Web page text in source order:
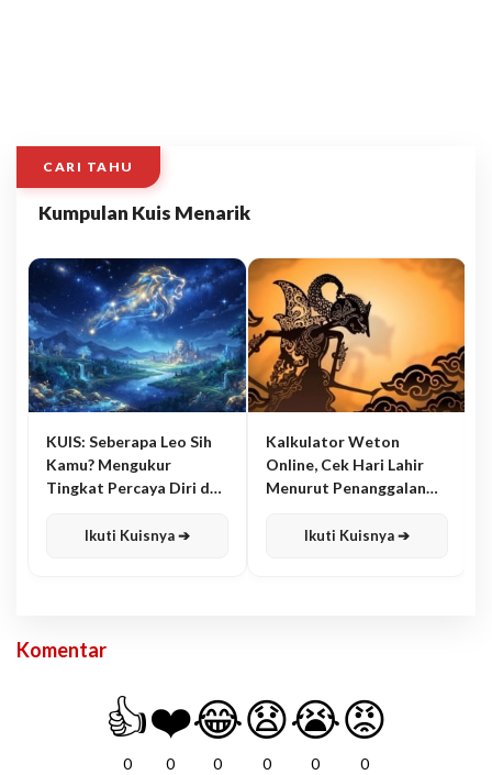
CARI TAHU
Kumpulan Kuis Menarik
KUIS: Seberapa Leo Sih
Kamu? Mengukur
Tingkat Percaya Diri dan
Ikuti Kuisnya ➔
Kalkulator Weton
Online, Cek Hari Lahir
Menurut Penanggalan
Ikuti Kuisnya ➔
Komentar
👍
0
❤️
0
😂
0
😧
0
😭
0
😡
0